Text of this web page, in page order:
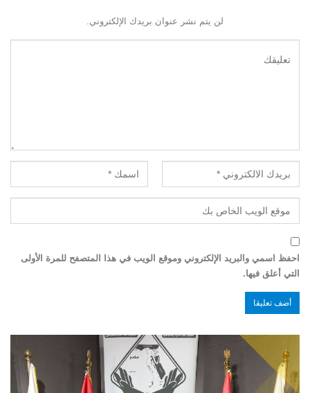
لن يتم نشر عنوان بريدك الإلكتروني.
احفظ اسمي والبريد الإلكتروني وموقع الويب في هذا المتصفح للمرة الأولى
التي أعلق فيها.